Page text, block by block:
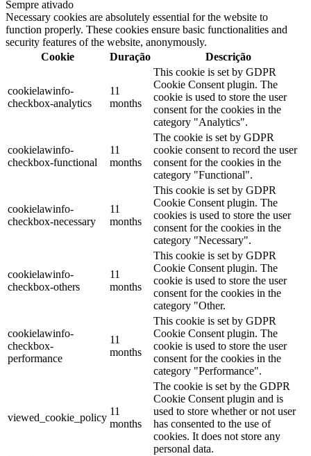
Sempre ativado
Necessary cookies are absolutely essential for the website to
function properly. These cookies ensure basic functionalities and
security features of the website, anonymously.
Cookie
Duração Descrição
cookielawinfo-
checkbox-analytics
11
months
This cookie is set by GDPR
Cookie Consent plugin. The
cookie is used to store the user
consent for the cookies in the
category "Analytics".
cookielawinfo-
checkbox-functional
11
months
The cookie is set by GDPR
cookie consent to record the user
consent for the cookies in the
category "Functional".
cookielawinfo-
checkbox-necessary
11
months
This cookie is set by GDPR
Cookie Consent plugin. The
cookies is used to store the user
consent for the cookies in the
category "Necessary".
cookielawinfo-
checkbox-others
11
months
This cookie is set by GDPR
Cookie Consent plugin. The
cookie is used to store the user
consent for the cookies in the
category "Other.
cookielawinfo-
checkbox-
performance
11
months
This cookie is set by GDPR
Cookie Consent plugin. The
cookie is used to store the user
consent for the cookies in the
category "Performance".
viewed_cookie_policy
11
months
The cookie is set by the GDPR
Cookie Consent plugin and is
used to store whether or not user
has consented to the use of
cookies. It does not store any
personal data.